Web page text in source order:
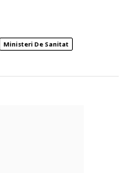
Ministeri De Sanitat